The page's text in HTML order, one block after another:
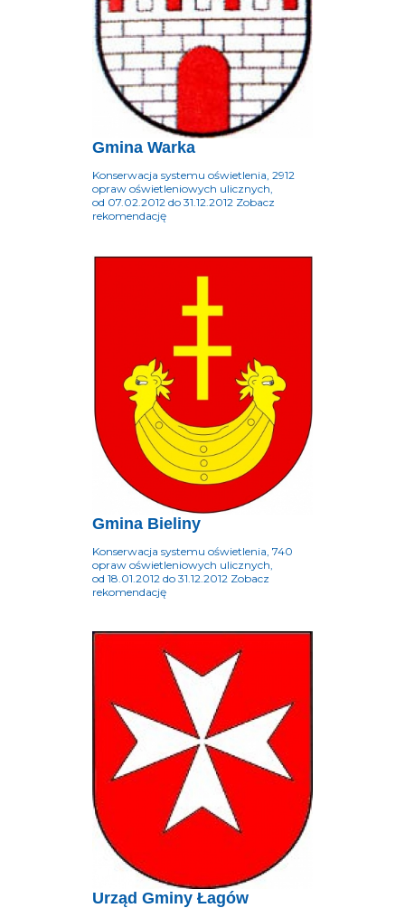
Gmina Warka
Konserwacja systemu oświetlenia, 2912
opraw oświetleniowych ulicznych,
od 07.02.2012 do 31.12.2012 Zobacz
rekomendację
Gmina Bieliny
Konserwacja systemu oświetlenia, 740
opraw oświetleniowych ulicznych,
od 18.01.2012 do 31.12.2012 Zobacz
rekomendację
Urząd Gminy Łagów